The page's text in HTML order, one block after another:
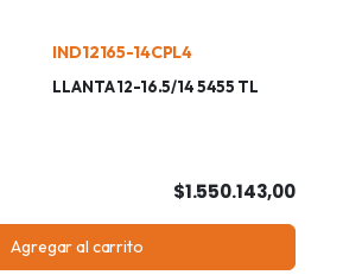
IND12165-14CPL4
LLANTA 12-16.5/14 5455 TL
$1.550.143,00
Agregar al carrito